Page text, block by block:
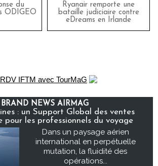
du
ODIGEO
Ryanair remporte une
bataille judiciaire contre
eDreams en Irlande
BRAND NEWS AIRMAG
: un Support Global des ventes
pour les professionnels du voyage
Dans un paysage aérien
international en perpétuelle
mutation, la fluidité des
opérations...